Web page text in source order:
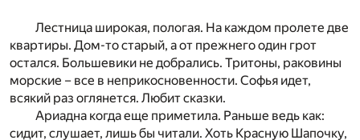
Лестница широкая, пологая. На каждом пролете две
квартиры. Дом-то старый, а от прежнего один грот
остался. Большевики не добрались. Тритоны, раковины
морские – все в неприкосновенности. Софья идет,
всякий раз оглянется. Любит сказки.
Ариадна когда еще приметила. Раньше ведь как:
сидит, слушает, лишь бы читали. Хоть Красную Шапочку,